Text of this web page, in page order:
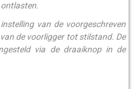
van de voorgeschreven
de voorligger tot stilstand. De
via de draaiknop in de